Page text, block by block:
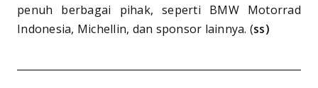
penuh berbagai pihak, seperti BMW Motorrad
Indonesia, Michellin, dan sponsor lainnya. (ss)